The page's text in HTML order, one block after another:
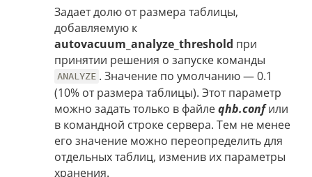
Задает долю от размера таблицы,
добавляемую к
autovacuum_analyze_threshold при
принятии решения о запуске команды
ANALYZE . Значение по умолчанию — 0.1
(10% от размера таблицы). Этот параметр
можно задать только в файлеqhb.confили
в командной строке сервера. Тем не менее
его значение можно переопределить для
отдельных таблиц, изменив их параметры
хранения.